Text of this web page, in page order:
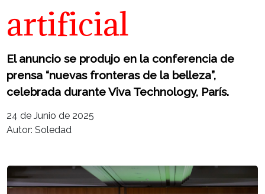
artificial
El anuncio se produjo en la conferencia de
prensa “nuevas fronteras de la belleza”,
celebrada durante Viva Technology, París.
24 de Junio de 2025
Autor: Soledad